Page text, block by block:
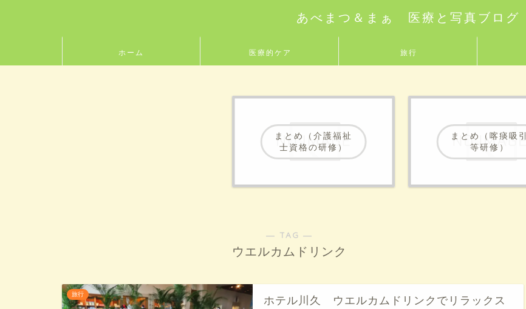
あべまつ＆まぁ 医療と写真ブログ
ホーム 医療的ケア 旅行
まとめ（介護福祉
士資格の研修）
まとめ（喀痰吸引
等研修）
― TAG ―
ウエルカムドリンク
旅行
ホテル川久 ウエルカムドリンクでリラックス